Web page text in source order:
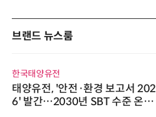
브랜드 뉴스룸
한국태양유전
태양유전, '안전·환경 보고서 202
6' 발간…2030년 SBT 수준 온실